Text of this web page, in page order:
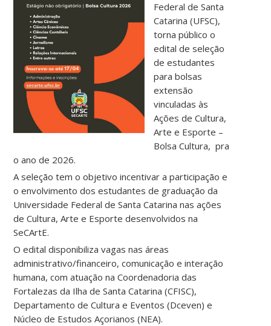
Federal de Santa
Catarina (UFSC),
torna público o
edital de seleção
de estudantes
para bolsas
extensão
vinculadas às
Ações de Cultura,
Arte e Esporte –
Bolsa Cultura, pra
o ano de 2026.
A seleção tem o objetivo incentivar a participação e
o envolvimento dos estudantes de graduação da
Universidade Federal de Santa Catarina nas ações
de Cultura, Arte e Esporte desenvolvidos na
SeCArtE.
O edital disponibiliza vagas nas áreas
administrativo/financeiro, comunicação e interação
humana, com atuação na Coordenadoria das
Fortalezas da Ilha de Santa Catarina (CFISC),
Departamento de Cultura e Eventos (Dceven) e
Núcleo de Estudos Açorianos (NEA).